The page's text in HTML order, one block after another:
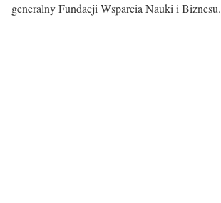
generalny Fundacji Wsparcia Nauki i Biznesu.